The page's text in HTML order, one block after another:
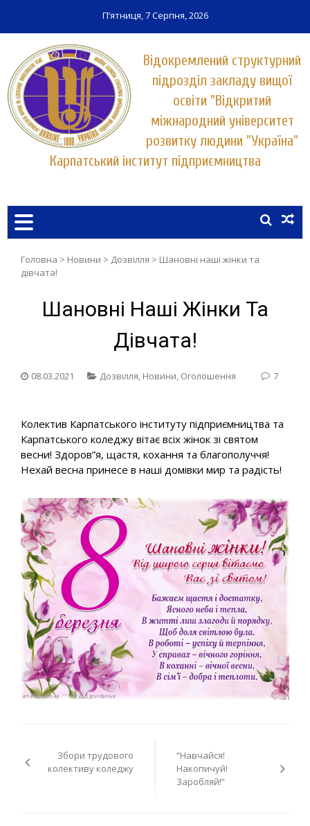
П’ятниця, 7 Серпня, 2026
Відокремлений структурний
підрозділ закладу вищої
освіти "Відкритий
міжнародний університет
розвитку людини "Україна"
Карпатський інститут підприємництва
УНІВЕРСИТЕТУ "УКРАЇНА"
Головна > Новини > Дозвілля > Шановні наші жінки та
дівчата!
Шановні Наші Жінки Та
Дівчата!
08.03.2021 Дозвілля, Новини, Оголошення 7
Колектив Карпатського інституту підприємництва та
Карпатського коледжу вітає всіх жінок зі святом
весни! Здоров”я, щастя, кохання та благополуччя!
Нехай весна принесе в наші домівки мир та радість!
записів
Збори трудового
колективу коледжу
“Навчайся!
Накопичуй!
Заробляй!”